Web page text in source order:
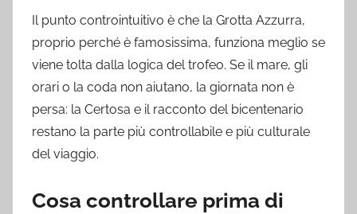
Il punto controintuitivo è che la Grotta Azzurra,
proprio perché è famosissima, funziona meglio se
viene tolta dalla logica del trofeo. Se il mare, gli
orari o la coda non aiutano, la giornata non è
persa: la Certosa e il racconto del bicentenario
restano la parte più controllabile e più culturale
del viaggio.
Cosa controllare prima di